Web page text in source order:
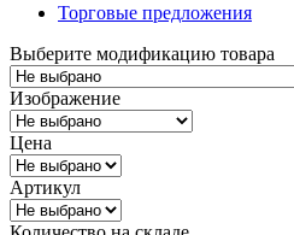
Торговые предложения
Выберите модификацию товара
Изображение
Цена
Артикул